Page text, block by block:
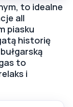
to idealne
all
piasku
historię
to
i